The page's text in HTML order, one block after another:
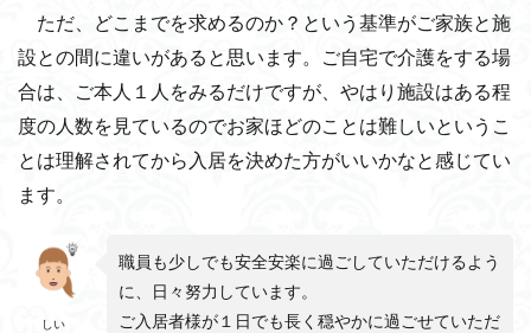
ただ、どこまでを求めるのか？という基準がご家族と施
設との間に違いがあると思います。ご自宅で介護をする場
合は、ご本人１人をみるだけですが、やはり施設はある程
度の人数を見ているのでお家ほどのことは難しいというこ
とは理解されてから入居を決めた方がいいかなと感じてい
ます。
しい
職員も少しでも安全安楽に過ごしていただけるよう
に、日々努力しています。
ご入居者様が１日でも長く穏やかに過ごせていただ